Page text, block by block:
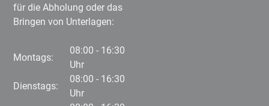
für die Abholung oder das
Bringen von Unterlagen:
Montags:
08:00 - 16:30
Uhr
Dienstags:
08:00 - 16:30
Uhr